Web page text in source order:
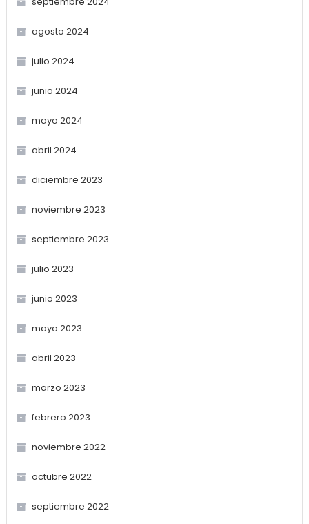
agosto 2024
julio 2024
junio 2024
mayo 2024
abril 2024
diciembre 2023
noviembre 2023
septiembre 2023
julio 2023
junio 2023
mayo 2023
abril 2023
marzo 2023
febrero 2023
noviembre 2022
octubre 2022
septiembre 2022